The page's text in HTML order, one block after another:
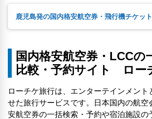
鹿児島発の国内格安航空券・飛行機チケッ
国内格安航空券・LCCの
比較・予約サイト ロー
ローチケ旅行は、エンターテインメント
せた旅行サービスです。日本国内の航空
安航空券の一括検索・予約や宿泊施設の